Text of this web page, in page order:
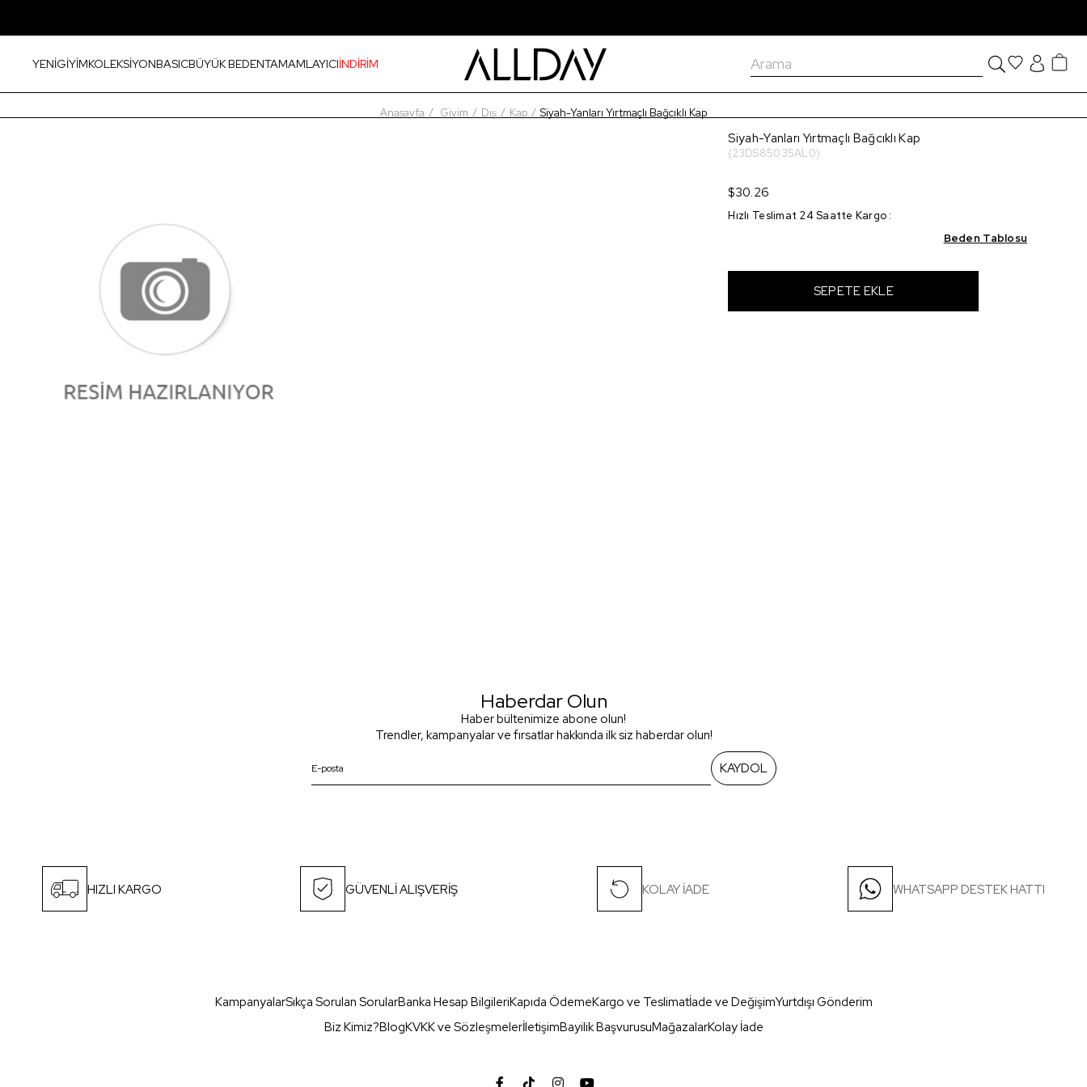
YENİGİYİMKOLEKSİYONBASICBÜYÜK BEDENTAMAMLAYICIİNDİRİM
Anasayfa Giyim Dış Kap Siyah-Yanları Yırtmaçlı Bağcıklı Kap
Siyah-Yanları Yırtmaçlı Bağcıklı Kap
(23DS85035AL0)
$30.26
Hızlı Teslimat 24 Saatte Kargo :
Beden Tablosu
Haberdar Olun
Haber bültenimize abone olun!
Trendler, kampanyalar ve fırsatlar hakkında ilk siz haberdar olun!
KAYDOL
HIZLI KARGO GÜVENLİ ALIŞVERİŞ KOLAY İADE WHATSAPP DESTEK HATTI
KampanyalarSıkça Sorulan SorularBanka Hesap BilgileriKapıda ÖdemeKargo ve Teslimatİade ve DeğişimYurtdışı Gönderim
Biz Kimiz?BlogKVKK ve SözleşmelerİletişimBayilik BaşvurusuMağazalarKolay İade